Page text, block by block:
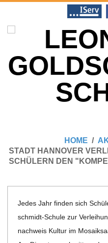
content
O
N
O
HOME
STADT HANNOVER
SCHÜLERN DEN
Jedes Jahr fin­den sich
schmidt-Schule zur
nach­weis Kul­tur im